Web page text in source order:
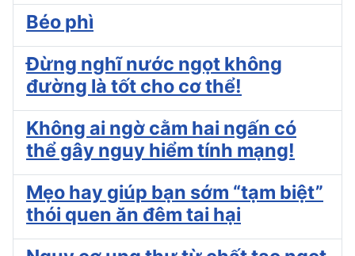
Béo phì
Đừng nghĩ nước ngọt không
đường là tốt cho cơ thể!
Không ai ngờ cằm hai ngấn có
thể gây nguy hiểm tính mạng!
Mẹo hay giúp bạn sớm “tạm biệt”
thói quen ăn đêm tai hại